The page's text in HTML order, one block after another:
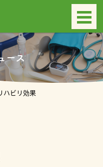
ース
ビリ効果